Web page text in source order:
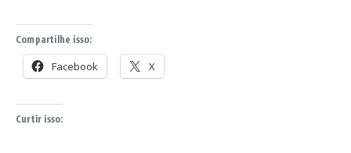
Compartilhe isso:
Facebook X
Curtir isso: